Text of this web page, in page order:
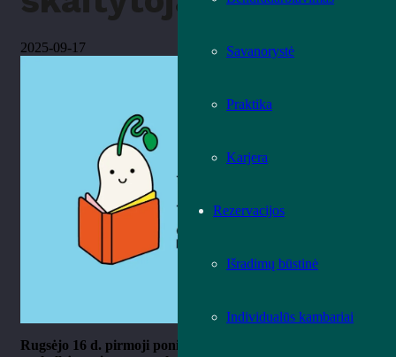
Savanorystė
Praktika
Karjera
Rezervacijos
Išradimų būstinė
Individualūs kambariai
2025-09-17
Rugsėjo 16 d. pirmoji ponia Diana